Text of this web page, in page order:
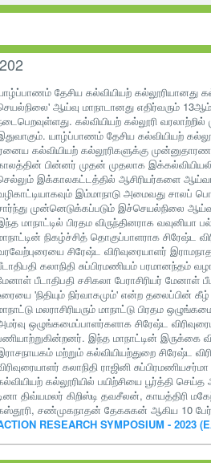
தேசிய கல்வியியற் கல்லூரியானது
ஆய்வு மாநாடானது எதிர்வரும்
கல்வியியற் கல்லூரி
யாழ்ப்பாணம் தேசிய கல்வியியற்
கல்வியியற் கல்லூரிகளுக்கு
பின்னர் முதன் முதலாக
இக்காலகட்டத்தில் ஆசிரியர்களை
இம்மாநாடு அமைவது சாலப்
முன்னெடுக்கப்படும் இச்செயல்நிலை
மாநாட்டில் பிரதம விருந்தினராக
நிகழ்ச்சித் தொகுப்பாளராக சிரேஷ்ட
சிரேஷ்ட விரிவுரையாளர்
கலாநிதி சுப்பிரமணியம்
பீடாதிபதி சசிகலா பேராசிரியர்
'நிதியும் நிர்வாகமும்' என்ற தலைப்பின்
மலராசிரியரும் மாநாட்டு பிரதம
ஒழுங்கமைப்பாளர்களாக சிரேஷ்ட
இந்த மாநாட்டின் இருக்கை
மற்றும் கல்வியியற்துறை சிரேஷ்ட
கலாநிதி ராஜினி
கல்லூரியில் பயிற்சியை பூர்த்தி
திவ்யமலர் கிறிஸ்டி தவசீலன், காயத்திரி
சண்முகநாதன் தேகசுகன் ஆகிய 10
RESEARCH SYMPOSIUM - 2023